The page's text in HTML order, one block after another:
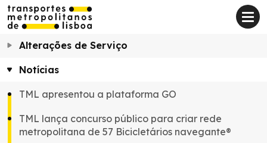
Alterações de Serviço
Notícias
TML apresentou a plataforma GO
TML lança concurso público para criar rede
metropolitana de 57 Bicicletários navegante®